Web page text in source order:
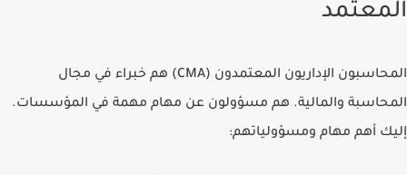
المعتمد
المحاسبون الإداريون المعتمدون (CMA) هم خبراء في مجال
المحاسبة والمالية. هم مسؤولون عن مهام مهمة في المؤسسات.
إليك أهم مهام ومسؤولياتهم: